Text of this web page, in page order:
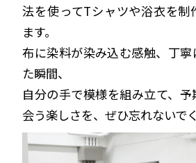
法を使ってTシャツや浴衣を制
ます。
布に染料が染み込む感触、丁
た瞬間、
自分の手で模様を組み立て、
会う楽しさを、ぜひ忘れないで